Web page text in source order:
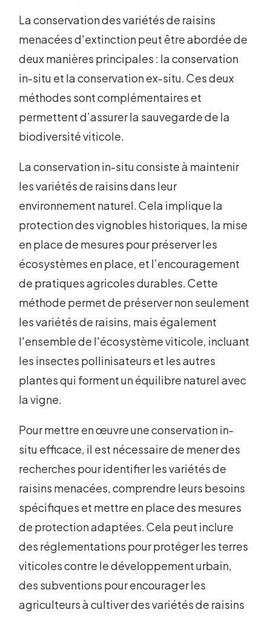
La conservation des variétés de raisins
menacées d'extinction peut être abordée de
deux manières principales : la conservation
in-situ et la conservation ex-situ. Ces deux
méthodes sont complémentaires et
permettent d’assurer la sauvegarde de la
biodiversité viticole.
La conservation in-situ consiste à maintenir
les variétés de raisins dans leur
environnement naturel. Cela implique la
protection des vignobles historiques, la mise
en place de mesures pour préserver les
écosystèmes en place, et l’encouragement
de pratiques agricoles durables. Cette
méthode permet de préserver non seulement
les variétés de raisins, mais également
l'ensemble de l'écosystème viticole, incluant
les insectes pollinisateurs et les autres
plantes qui forment un équilibre naturel avec
la vigne.
Pour mettre en œuvre une conservation in-
situ efficace, il est nécessaire de mener des
recherches pour identifier les variétés de
raisins menacées, comprendre leurs besoins
spécifiques et mettre en place des mesures
de protection adaptées. Cela peut inclure
des réglementations pour protéger les terres
viticoles contre le développement urbain,
des subventions pour encourager les
agriculteurs à cultiver des variétés de raisins